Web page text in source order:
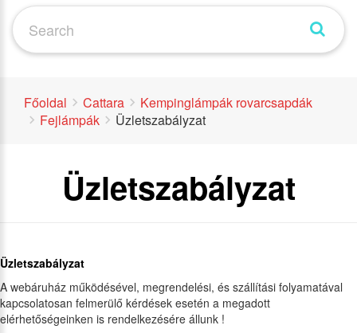
Főoldal Cattara
Kempinglámpák rovarcsapdák
Fejlámpák
Üzletszabályzat
Üzletszabályzat
Üzletszabályzat
A webáruház működésével, megrendelési, és szállítási folyamatával
kapcsolatosan felmerülő kérdések esetén a megadott
elérhetőségeinken is rendelkezésére állunk !